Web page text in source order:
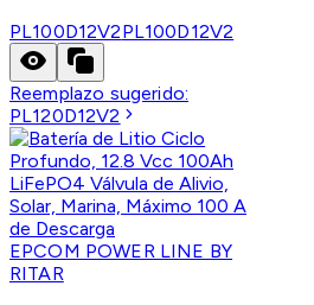
PL100D12V2PL100D12V2
Reemplazo sugerido:
PL120D12V2
EPCOM POWER LINE BY
RITAR